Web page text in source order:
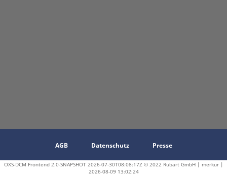
AGB Datenschutz Presse
OXS-DCM Frontend 2.0-SNAPSHOT 2026-07-30T08:08:17Z © 2022 Rubart GmbH | merkur |
2026-08-09 13:02:24